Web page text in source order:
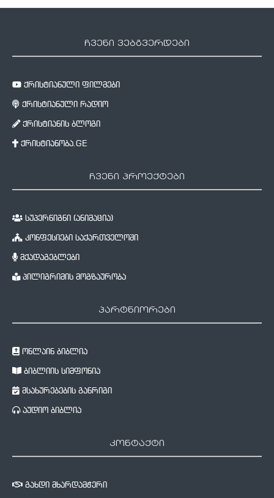
ჩვენი ვებგვერდები
ქრისტიანული ფილმები
ქრისტიანული რადიო
ქრისტიანის ბლოგი
ქრისტიანობა.GE
ჩვენი პროექტები
სუპერწიგნი (ანიმაცია)
კონფესიები საქართველოში
მქადაგებლები
პილიგრიმის მოგზაურობა
პარტნიორები
ონლაინ ბიბლია
ბიბლიის სიმფონია
მსახურებების განრიგი
აუდიო ბიბლია
კონტაქტი
გახდი მხარდამჭერი